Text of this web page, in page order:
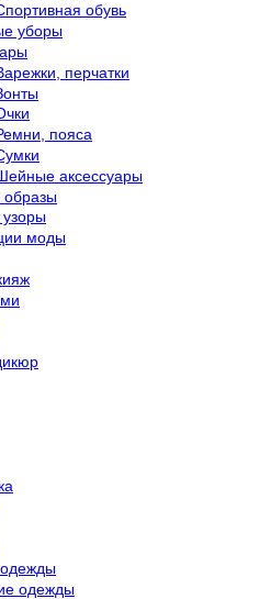
обувь
уборы
перчатки
пояса
аксессуары
образы
узоры
моды
одежды